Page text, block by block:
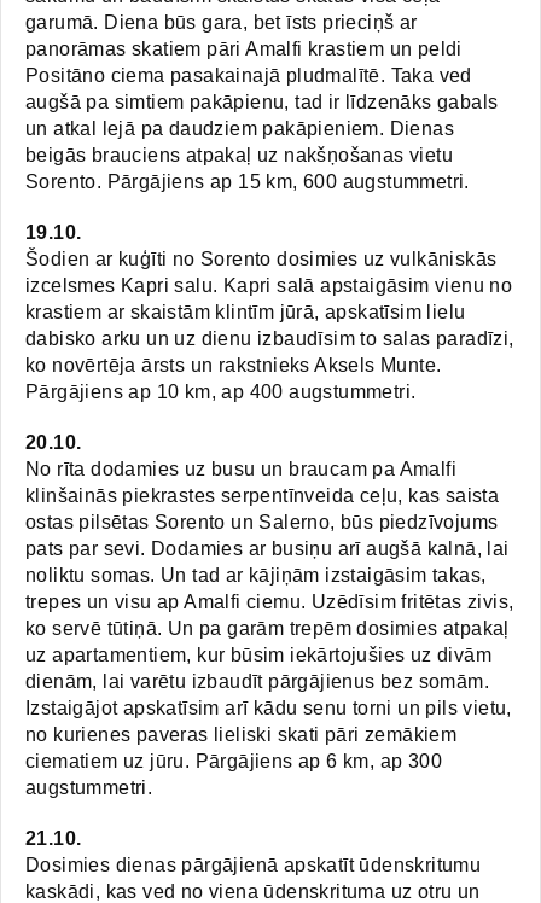
garumā. Diena būs gara, bet īsts prieciņš ar
panorāmas skatiem pāri Amalfi krastiem un peldi
Positāno ciema pasakainajā pludmalītē. Taka ved
augšā pa simtiem pakāpienu, tad ir līdzenāks gabals
un atkal lejā pa daudziem pakāpieniem. Dienas
beigās brauciens atpakaļ uz nakšņošanas vietu
Sorento. Pārgājiens ap 15 km, 600 augstummetri.
19.10.
Šodien ar kuģīti no Sorento dosimies uz vulkāniskās
izcelsmes Kapri salu. Kapri salā apstaigāsim vienu no
krastiem ar skaistām klintīm jūrā, apskatīsim lielu
dabisko arku un uz dienu izbaudīsim to salas paradīzi,
ko novērtēja ārsts un rakstnieks Aksels Munte.
Pārgājiens ap 10 km, ap 400 augstummetri.
20.10.
No rīta dodamies uz busu un braucam pa Amalfi
klinšainās piekrastes serpentīnveida ceļu, kas saista
ostas pilsētas Sorento un Salerno, būs piedzīvojums
pats par sevi. Dodamies ar busiņu arī augšā kalnā, lai
noliktu somas. Un tad ar kājiņām izstaigāsim takas,
trepes un visu ap Amalfi ciemu. Uzēdīsim fritētas zivis,
ko servē tūtiņā. Un pa garām trepēm dosimies atpakaļ
uz apartamentiem, kur būsim iekārtojušies uz divām
dienām, lai varētu izbaudīt pārgājienus bez somām.
Izstaigājot apskatīsim arī kādu senu torni un pils vietu,
no kurienes paveras lieliski skati pāri zemākiem
ciematiem uz jūru. Pārgājiens ap 6 km, ap 300
augstummetri.
21.10.
Dosimies dienas pārgājienā apskatīt ūdenskritumu
kaskādi, kas ved no viena ūdenskrituma uz otru un